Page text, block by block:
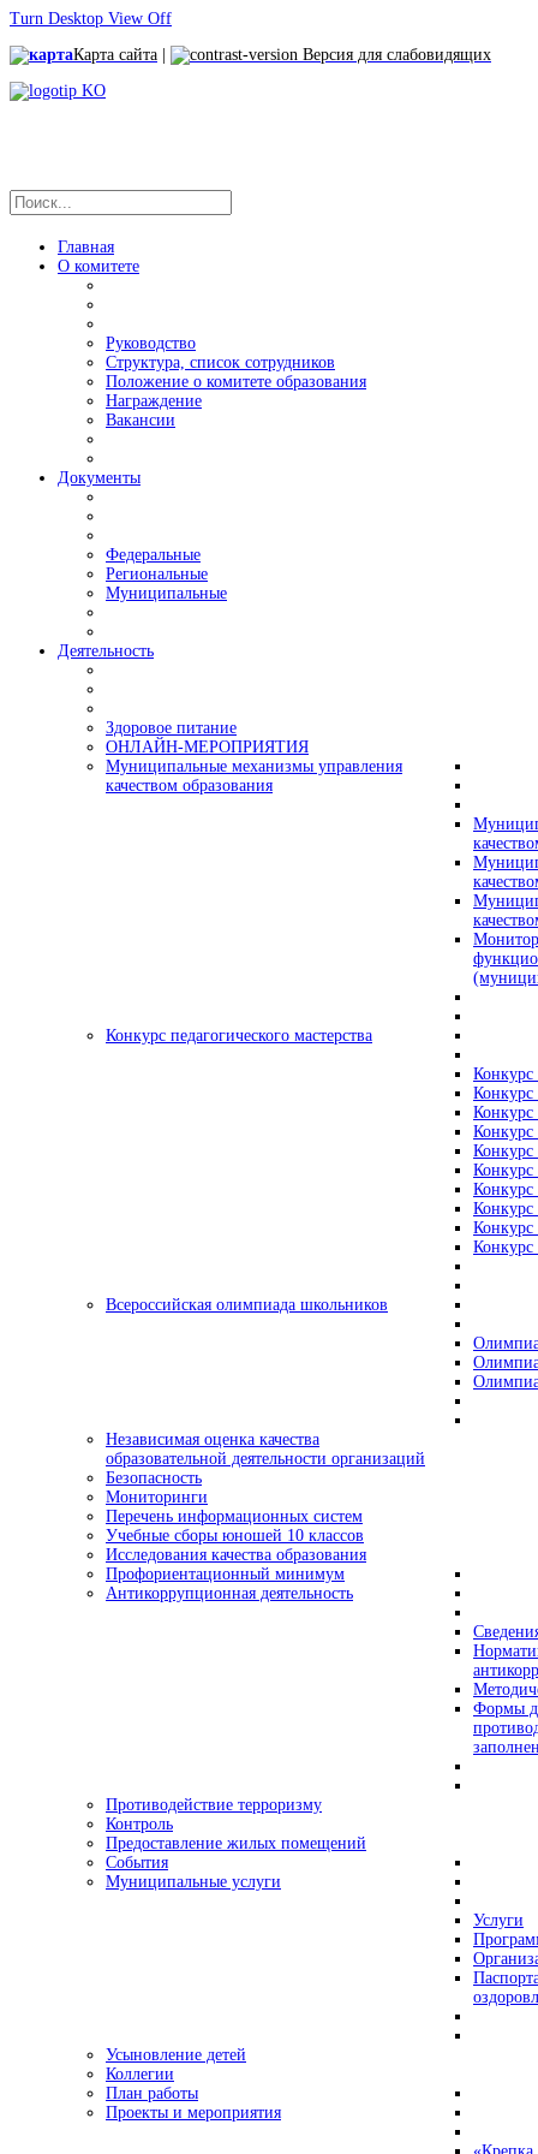
Turn Desktop View Off
Карта сайта
Версия для слабовидящих
Главная
О комитете
Руководство
Структура, список сотрудников
Положение о комитете образования
Награждение
Вакансии
Документы
Федеральные
Региональные
Муниципальные
Деятельность
Здоровое питание
ОНЛАЙН-МЕРОПРИЯТИЯ
Муниципальные механизмы управления
качеством образования
Конкурс педагогического мастерства
Конкурс
Конкурс
Конкурс
Конкурс
Конкурс
Конкурс
Конкурс
Конкурс
Конкурс
Конкурс
Всероссийская олимпиада школьников
Независимая оценка качества
образовательной деятельности организаций
Безопасность
Мониторинги
Перечень информационных систем
Учебные сборы юношей 10 классов
Исследования качества образования
Профориентационный минимум
Антикоррупционная деятельность
Формы
Противодействие терроризму
Контроль
Предоставление жилых помещений
События
Муниципальные услуги
Услуги
Усыновление детей
Коллегии
План работы
Проекты и мероприятия